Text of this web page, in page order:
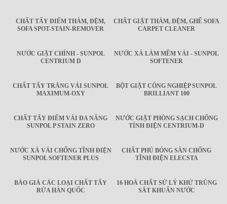
CHẤT TẨY ĐIỂM THẢM, ĐỆM,
SOFA SPOT-STAIN-REMOVER
CHẤT GIẶT THẢM, ĐỆM, GHẾ SOFA
CARPET CLEANER
NƯỚC GIẶT CHÍNH - SUNPOL
CENTRIUM D
NƯỚC XẢ LÀM MỀM VẢI - SUNPOL
SOFTENER
CHẤT TẨY TRẮNG VẢI SUNPOL
MAXIMUM-OXY
BỘT GIẶT CÔNG NGHIỆP SUNPOL
BRILLIANT 100
CHẤT TẨY ĐIỂM VẢI ĐA NĂNG
SUNPOL P STAIN ZERO
NƯỚC GIẶT PHÒNG SẠCH CHỐNG
TÍNH ĐIỆN CENTRIUM-D
NƯỚC XẢ VẢI CHỐNG TĨNH ĐIỆN
SUNPOL SOFTENER PLUS
CHẤT PHỦ BÓNG SÀN CHỐNG
TĨNH ĐIỆN ELECSTA
BÁO GIÁ CÁC LOẠI CHẤT TẨY
RỬA HÀN QUỐC
16 HOÁ CHẤT SỬ LÝ KHỬ TRÙNG
SÁT KHUẨN NƯỚC